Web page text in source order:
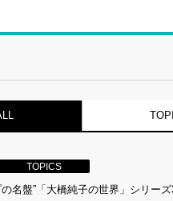
TOPICS
名盤”「大橋純子の世界」シリー